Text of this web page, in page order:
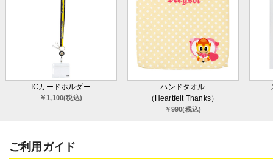
ICカードホルダー
￥1,100(税込)
ハンドタオル
（Heartfelt Thanks）
￥990(税込)
ご利用ガイド